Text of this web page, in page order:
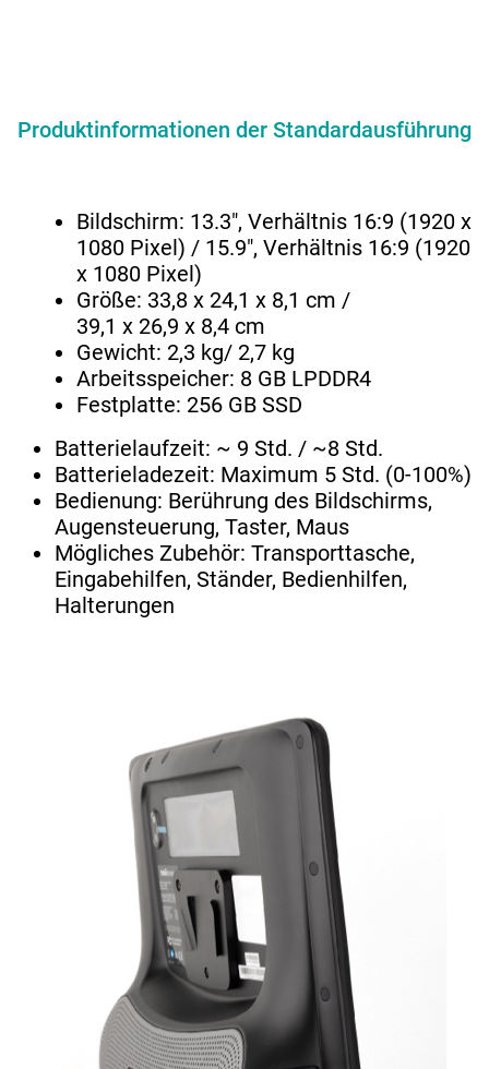
Produktinformationen der Standardausführung
Bildschirm: 13.3″, Verhältnis 16:9 (1920 x
1080 Pixel) / 15.9″, Verhältnis 16:9 (1920
x 1080 Pixel)
Größe: 33,8 x 24,1 x 8,1 cm /
39,1 x 26,9 x 8,4 cm
Gewicht: 2,3 kg/ 2,7 kg
Arbeitsspeicher: 8 GB LPDDR4
Festplatte: 256 GB SSD
Batterielaufzeit: ~ 9 Std. / ~8 Std.
Batterieladezeit: Maximum 5 Std. (0-100%)
Bedienung: Berührung des Bildschirms,
Augensteuerung, Taster, Maus
Mögliches Zubehör: Transporttasche,
Eingabehilfen, Ständer, Bedienhilfen,
Halterungen